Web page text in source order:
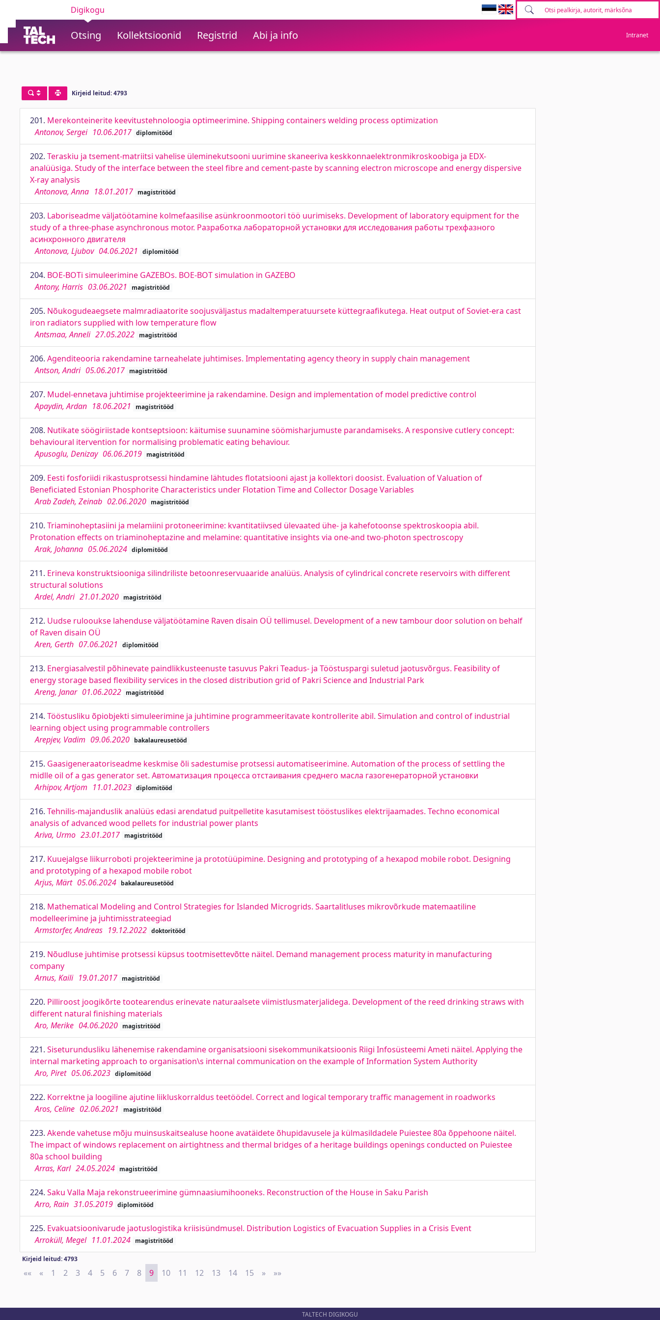
Digikogu
Otsing Kollektsioonid Registrid Abi ja info Intranet
Kirjeid leitud: 4793
201. Merekonteinerite keevitustehnoloogia optimeerimine. Shipping containers welding process optimization
Antonov, Sergei 10.06.2017 diplomitööd
202. Teraskiu ja tsement-matriitsi vahelise üleminekutsooni uurimine skaneeriva keskkonnaelektronmikroskoobiga ja EDX-
analüüsiga. Study of the interface between the steel fibre and cement-paste by scanning electron microscope and energy dispersive
X-ray analysis
Antonova, Anna 18.01.2017 magistritööd
203. Laboriseadme väljatöötamine kolmefaasilise asünkroonmootori töö uurimiseks. Development of laboratory equipment for the
study of a three-phase asynchronous motor. Разработка лабораторной установки для исследования работы трехфазного
асинхронного двигателя
Antonova, Ljubov 04.06.2021 diplomitööd
204. BOE-BOTi simuleerimine GAZEBOs. BOE-BOT simulation in GAZEBO
Antony, Harris 03.06.2021 magistritööd
205. Nõukogudeaegsete malmradiaatorite soojusväljastus madaltemperatuursete küttegraafikutega. Heat output of Soviet-era cast
iron radiators supplied with low temperature flow
Antsmaa, Anneli 27.05.2022 magistritööd
206. Agenditeooria rakendamine tarneahelate juhtimises. Implementating agency theory in supply chain management
Antson, Andri 05.06.2017 magistritööd
207. Mudel-ennetava juhtimise projekteerimine ja rakendamine. Design and implementation of model predictive control
Apaydin, Ardan 18.06.2021 magistritööd
208. Nutikate söögiriistade kontseptsioon: käitumise suunamine söömisharjumuste parandamiseks. A responsive cutlery concept:
behavioural itervention for normalising problematic eating behaviour.
Apusoglu, Denizay 06.06.2019 magistritööd
209. Eesti fosforiidi rikastusprotsessi hindamine lähtudes flotatsiooni ajast ja kollektori doosist. Evaluation of Valuation of
Beneficiated Estonian Phosphorite Characteristics under Flotation Time and Collector Dosage Variables
Arab Zadeh, Zeinab 02.06.2020 magistritööd
210. Triaminoheptasiini ja melamiini protoneerimine: kvantitatiivsed ülevaated ühe- ja kahefotoonse spektroskoopia abil.
Protonation effects on triaminoheptazine and melamine: quantitative insights via one-and two-photon spectroscopy
Arak, Johanna 05.06.2024 diplomitööd
211. Erineva konstruktsiooniga silindriliste betoonreservuaaride analüüs. Analysis of cylindrical concrete reservoirs with different
structural solutions
Ardel, Andri 21.01.2020 magistritööd
212. Uudse rulooukse lahenduse väljatöötamine Raven disain OÜ tellimusel. Development of a new tambour door solution on behalf
of Raven disain OÜ
Aren, Gerth 07.06.2021 diplomitööd
213. Energiasalvestil põhinevate paindlikkusteenuste tasuvus Pakri Teadus- ja Tööstuspargi suletud jaotusvõrgus. Feasibility of
energy storage based flexibility services in the closed distribution grid of Pakri Science and Industrial Park
Areng, Janar 01.06.2022 magistritööd
214. Tööstusliku õpiobjekti simuleerimine ja juhtimine programmeeritavate kontrollerite abil. Simulation and control of industrial
learning object using programmable controllers
Arepjev, Vadim 09.06.2020 bakalaureusetööd
215. Gaasigeneraatoriseadme keskmise õli sadestumise protsessi automatiseerimine. Automation of the process of settling the
midlle oil of a gas generator set. Автоматизация процесса отстаивания среднего масла газогенераторной установки
Arhipov, Artjom 11.01.2023 diplomitööd
216. Tehnilis-majanduslik analüüs edasi arendatud puitpelletite kasutamisest tööstuslikes elektrijaamades. Techno economical
analysis of advanced wood pellets for industrial power plants
Ariva, Urmo 23.01.2017 magistritööd
217. Kuuejalgse liikurroboti projekteerimine ja prototüüpimine. Designing and prototyping of a hexapod mobile robot. Designing
and prototyping of a hexapod mobile robot
Arjus, Märt 05.06.2024 bakalaureusetööd
218. Mathematical Modeling and Control Strategies for Islanded Microgrids. Saartalitluses mikrovõrkude matemaatiline
modelleerimine ja juhtimisstrateegiad
Armstorfer, Andreas 19.12.2022 doktoritööd
219. Nõudluse juhtimise protsessi küpsus tootmisettevõtte näitel. Demand management process maturity in manufacturing
company
Arnus, Kaili 19.01.2017 magistritööd
220. Pilliroost joogikõrte tootearendus erinevate naturaalsete viimistlusmaterjalidega. Development of the reed drinking straws with
different natural finishing materials
Aro, Merike 04.06.2020 magistritööd
221. Siseturundusliku lähenemise rakendamine organisatsiooni sisekommunikatsioonis Riigi Infosüsteemi Ameti näitel. Applying the
internal marketing approach to organisation\s internal communication on the example of Information System Authority
Aro, Piret 05.06.2023 diplomitööd
222. Korrektne ja loogiline ajutine liikluskorraldus teetöödel. Correct and logical temporary traffic management in roadworks
Aros, Celine 02.06.2021 magistritööd
223. Akende vahetuse mõju muinsuskaitsealuse hoone avatäidete õhupidavusele ja külmasildadele Puiestee 80a õppehoone näitel.
The impact of windows replacement on airtightness and thermal bridges of a heritage buildings openings conducted on Puiestee
80a school building
Arras, Karl 24.05.2024 magistritööd
224. Saku Valla Maja rekonstrueerimine gümnaasiumihooneks. Reconstruction of the House in Saku Parish
Arro, Rain 31.05.2019 diplomitööd
225. Evakuatsioonivarude jaotuslogistika kriisisündmusel. Distribution Logistics of Evacuation Supplies in a Crisis Event
Arroküll, Megel 11.01.2024 magistritööd
Kirjeid leitud: 4793
«« First
« Previous
1 2 3 4 5 6 7 8 9 10 11 12 13 14 15 » Next
»»
TALTECH DIGIKOGU